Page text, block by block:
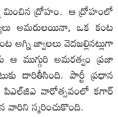
మించిన ద్రోహం. ఆ ద్రోహంలో
అమరులయినా, ఒక కంట
అగ్ని జ్వాలలు వెదజల్లినట్లుగా
ఆ ముగ్గురి అమరత్వం ప్రజా
దారితీసింది. పార్టీ ప్రధాన
పిఎల్‌జిఎ వారోత్సవంలో కగార్‌
వారిని స్మరించుకొంది.